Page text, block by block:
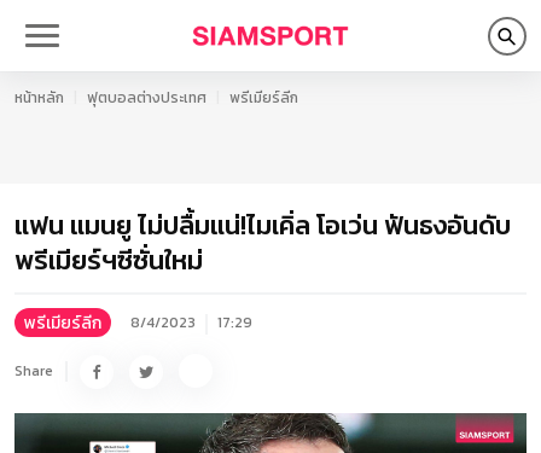
หน้าหลัก ฟุตบอลต่างประเทศ พรีเมียร์ลีก
แฟน แมนยู ไม่ปลื้มแน่!ไมเคิ่ล โอเว่น ฟันธงอันดับ
พรีเมียร์ฯซีซั่นใหม่
พรีเมียร์ลีก 8/4/2023 17:29
Share